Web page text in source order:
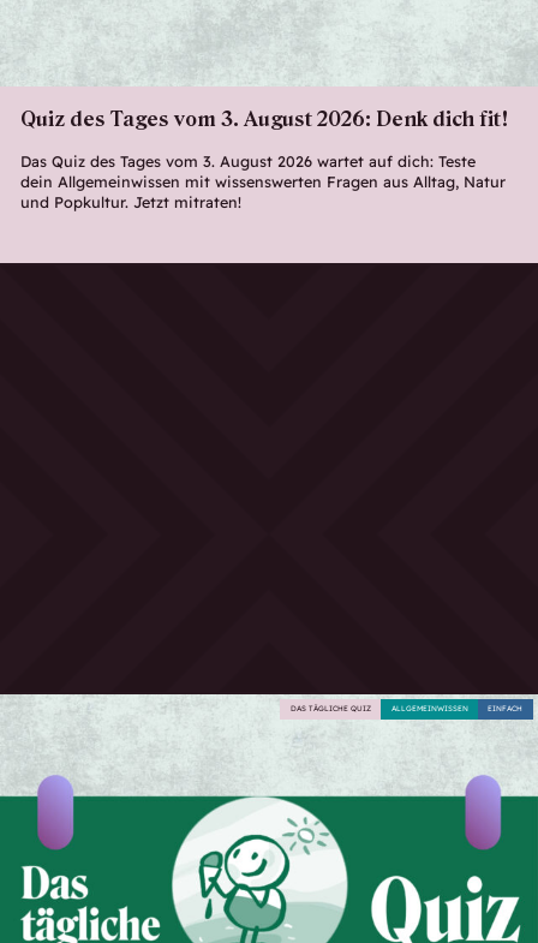
Quiz des Tages vom 3. August 2026: Denk dich fit!
Das Quiz des Tages vom 3. August 2026 wartet auf dich: Teste
dein Allgemeinwissen mit wissenswerten Fragen aus Alltag, Natur
und Popkultur. Jetzt mitraten!
EINFACH
ALLGEMEINWISSEN
DAS TÄGLICHE QUIZ